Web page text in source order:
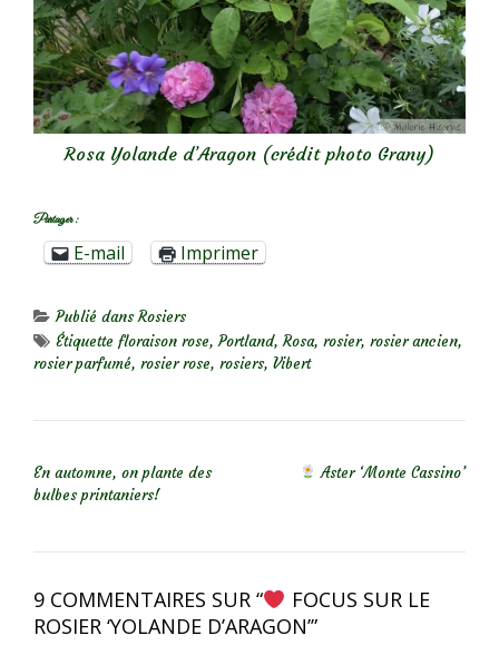
Rosa Yolande d’Aragon (crédit photo Grany)
Partager :
E-mail Imprimer
Publié dansRosiers
Étiquette floraison rose,Portland,Rosa, rosier, rosier ancien,
rosier parfumé, rosier rose, rosiers, Vibert
En automne, on plante des
bulbes printaniers!
Aster ‘Monte Cassino’
9 COMMENTAIRES SUR “
FOCUS SUR LE
ROSIER ‘YOLANDE D’ARAGON’”